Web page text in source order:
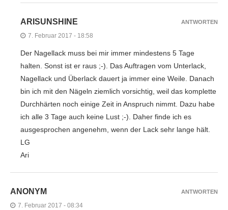
ARISUNSHINE
7. Februar 2017 - 18:58
Der Nagellack muss bei mir immer mindestens 5 Tage
halten. Sonst ist er raus ;-). Das Auftragen vom Unterlack,
Nagellack und Überlack dauert ja immer eine Weile. Danach
bin ich mit den Nägeln ziemlich vorsichtig, weil das komplette
Durchhärten noch einige Zeit in Anspruch nimmt. Dazu habe
ich alle 3 Tage auch keine Lust ;-). Daher finde ich es
ausgesprochen angenehm, wenn der Lack sehr lange hält.
LG
Ari
ANTWORTEN
ANONYM
7. Februar 2017 - 08:34
ANTWORTEN